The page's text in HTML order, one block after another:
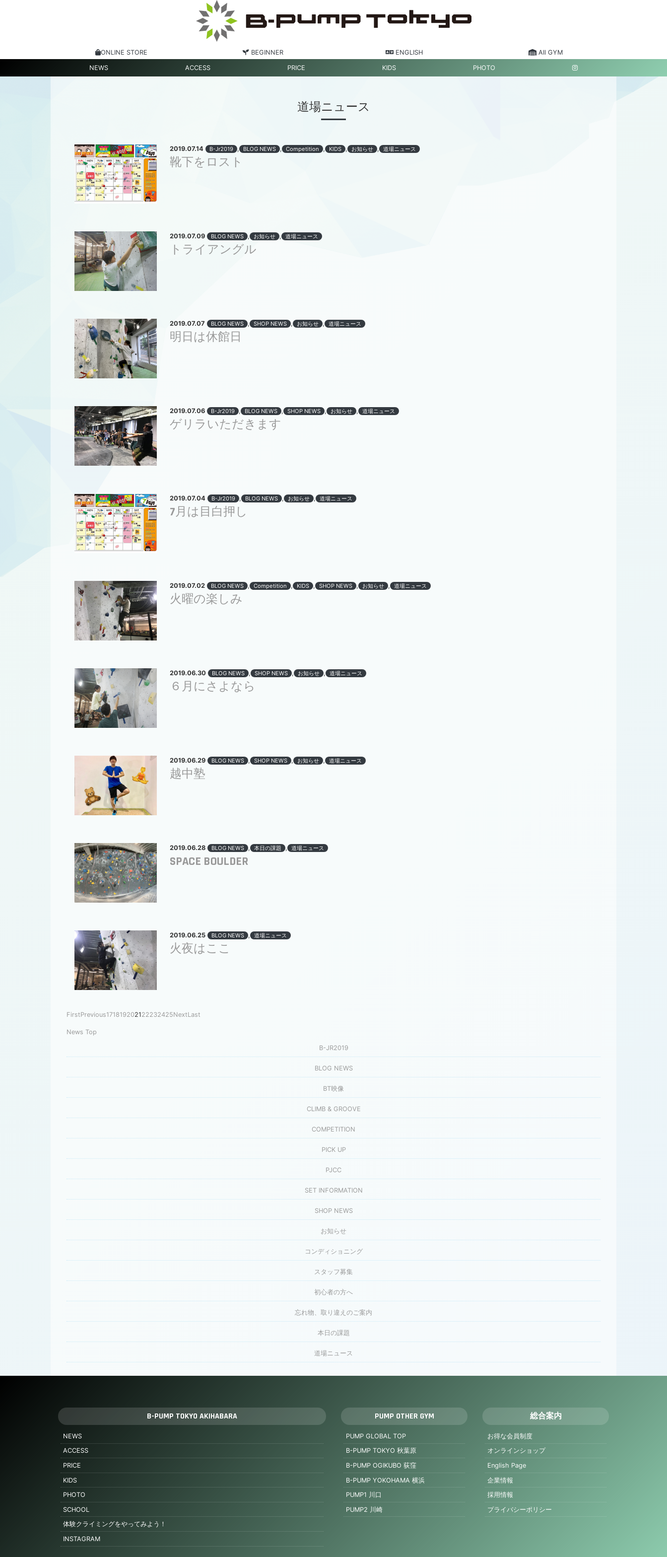
ONLINE STORE BEGINNER ENGLISH All GYM
NEWS ACCESS PRICE KIDS PHOTO
道場ニュース
2019.07.14 B-Jr2019 , BLOG NEWS , Competition , KIDS , お知らせ , 道場ニュース
靴下をロスト
2019.07.09 BLOG NEWS , お知らせ , 道場ニュース
トライアングル
2019.07.07 BLOG NEWS , SHOP NEWS , お知らせ , 道場ニュース
明日は休館日
2019.07.06 B-Jr2019 , BLOG NEWS , SHOP NEWS , お知らせ , 道場ニュース
ゲリラいただきます
2019.07.04 B-Jr2019 , BLOG NEWS , お知らせ , 道場ニュース
7月は目白押し
2019.07.02 BLOG NEWS , Competition , KIDS , SHOP NEWS , お知らせ , 道場ニュース
火曜の楽しみ
2019.06.30 BLOG NEWS , SHOP NEWS , お知らせ , 道場ニュース
６月にさよなら
2019.06.29 BLOG NEWS , SHOP NEWS , お知らせ , 道場ニュース
越中塾
2019.06.28 BLOG NEWS , 本日の課題 , 道場ニュース
SPACE BOULDER
2019.06.25 BLOG NEWS , 道場ニュース
火夜はここ
FirstPrevious171819202122232425NextLast
News Top
B-JR2019
BLOG NEWS
BT映像
CLIMB & GROOVE
COMPETITION
PICK UP
PJCC
SET INFORMATION
SHOP NEWS
お知らせ
コンディショニング
スタッフ募集
初心者の方へ
忘れ物、取り違えのご案内
本日の課題
道場ニュース
B-PUMP TOKYO AKIHABARA
NEWS
ACCESS
PRICE
KIDS
PHOTO
SCHOOL
体験クライミングをやってみよう！
INSTAGRAM
PUMP OTHER GYM
PUMP GLOBAL TOP
B-PUMP TOKYO 秋葉原
B-PUMP OGIKUBO 荻窪
B-PUMP YOKOHAMA 横浜
PUMP1 川口
PUMP2 川崎
総合案内
お得な会員制度
オンラインショップ
English Page
企業情報
採用情報
プライバシーポリシー